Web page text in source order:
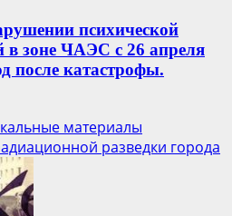
психической
в зоне ЧАЭС с 26 апреля
после катастрофы.
материалы
разведки города